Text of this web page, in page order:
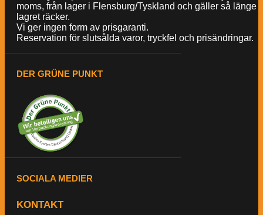
moms, från lager i Flensburg/Tyskland och gäller så länge
lagret räcker.
Vi ger ingen form av prisgaranti.
Reservation för slutsålda varor, tryckfel och prisändringar.
DER GRÜNE PUNKT
SOCIALA MEDIER
KONTAKT